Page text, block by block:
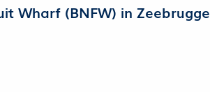
Wharf (BNFW) in Zeebrugge